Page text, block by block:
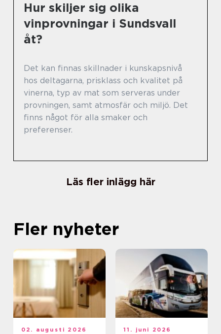
Hur skiljer sig olika
vinprovningar i Sundsvall
åt?
Det kan finnas skillnader i kunskapsnivå
hos deltagarna, prisklass och kvalitet på
vinerna, typ av mat som serveras under
provningen, samt atmosfär och miljö. Det
finns något för alla smaker och
preferenser.
Läs fler inlägg här
Fler nyheter
02. augusti 2026 11. juni 2026